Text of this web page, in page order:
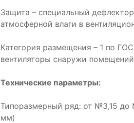
Защита – специальный
атмосферной влаги в
Категория размещения – 1 по
вентиляторы снаружи
Технические параметры:
Типоразмерный ряд: от №3,15 до
мм)